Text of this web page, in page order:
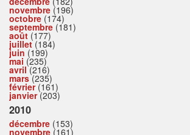
novembre (196)
octobre (174)
septembre (181)
août (177)
juillet(184)
juin (199)
mai (235)
avril(216)
mars(235)
février(161)
janvier(203)
2010
décembre (153)
novembre (161)